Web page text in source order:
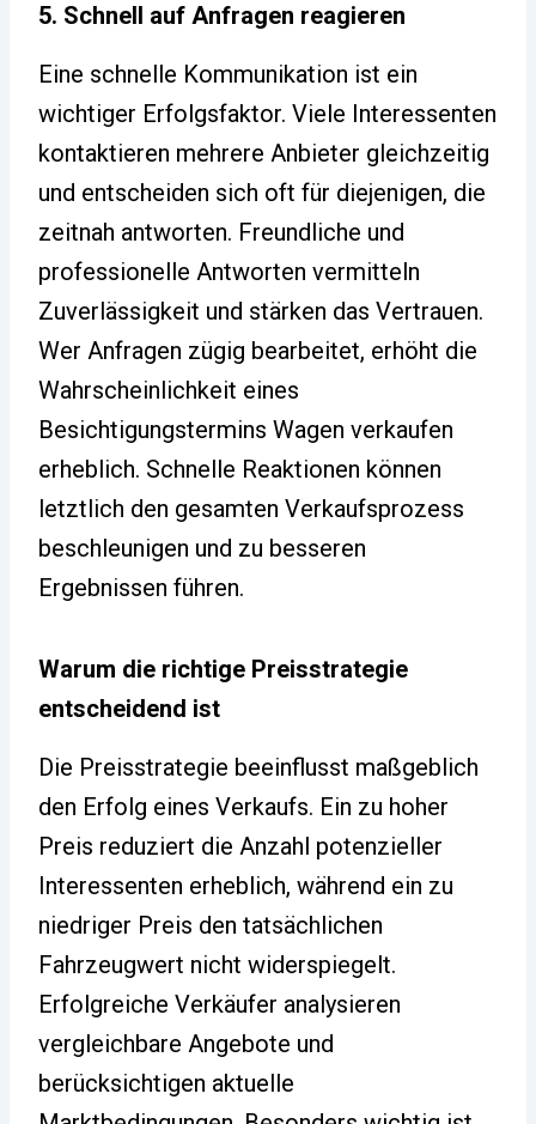
5. Schnell auf Anfragen reagieren
Eine schnelle Kommunikation ist ein
wichtiger Erfolgsfaktor. Viele Interessenten
kontaktieren mehrere Anbieter gleichzeitig
und entscheiden sich oft für diejenigen, die
zeitnah antworten. Freundliche und
professionelle Antworten vermitteln
Zuverlässigkeit und stärken das Vertrauen.
Wer Anfragen zügig bearbeitet, erhöht die
Wahrscheinlichkeit eines
Besichtigungstermins Wagen verkaufen
erheblich. Schnelle Reaktionen können
letztlich den gesamten Verkaufsprozess
beschleunigen und zu besseren
Ergebnissen führen.
Warum die richtige Preisstrategie
entscheidend ist
Die Preisstrategie beeinflusst maßgeblich
den Erfolg eines Verkaufs. Ein zu hoher
Preis reduziert die Anzahl potenzieller
Interessenten erheblich, während ein zu
niedriger Preis den tatsächlichen
Fahrzeugwert nicht widerspiegelt.
Erfolgreiche Verkäufer analysieren
vergleichbare Angebote und
berücksichtigen aktuelle